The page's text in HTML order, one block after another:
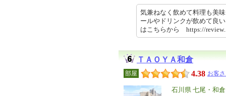
気兼ねなく飲めて料理も美
ールやドリンクが飲めて良
はこちらから https://
ＴＡＯＹＡ和倉
部屋 4.38 お客
エ
石川県 七尾・和